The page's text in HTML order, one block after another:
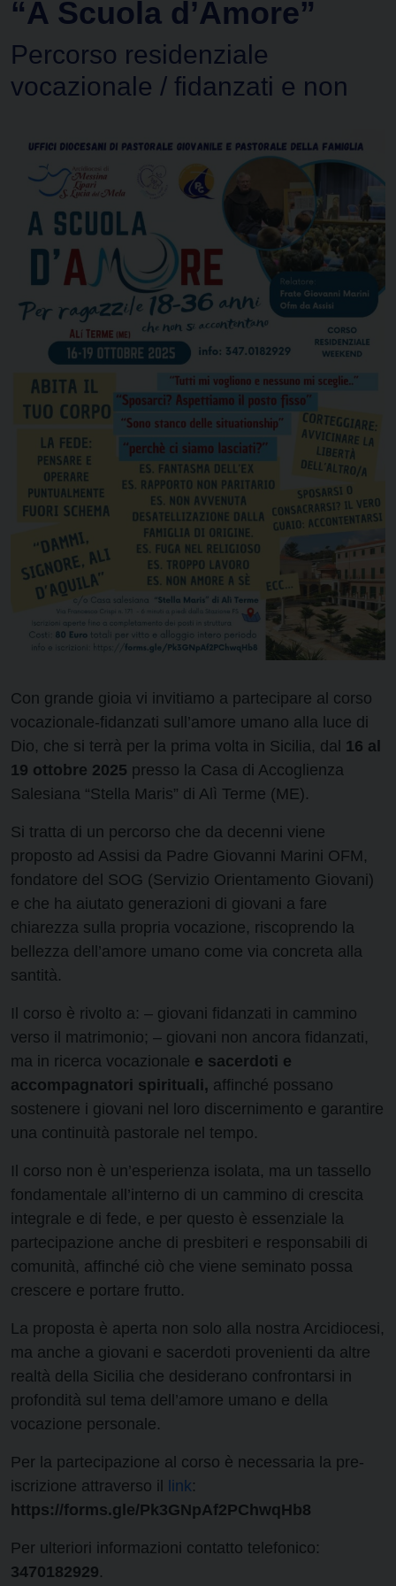
“A Scuola d’Amore”
Percorso residenziale
vocazionale / fidanzati e non
Con grande gioia vi invitiamo a partecipare al corso
vocazionale-fidanzati sull’amore umano alla luce di
Dio, che si terrà per la prima volta in Sicilia, dal 16 al
19 ottobre 2025 presso la Casa di Accoglienza
Salesiana “Stella Maris” di Alì Terme (ME).
Si tratta di un percorso che da decenni viene
proposto ad Assisi da Padre Giovanni Marini OFM,
fondatore del SOG (Servizio Orientamento Giovani)
e che ha aiutato generazioni di giovani a fare
chiarezza sulla propria vocazione, riscoprendo la
bellezza dell’amore umano come via concreta alla
santità.
Il corso è rivolto a: – giovani fidanzati in cammino
verso il matrimonio; – giovani non ancora fidanzati,
ma in ricerca vocazionale e sacerdoti e
accompagnatori spirituali, affinché possano
sostenere i giovani nel loro discernimento e garantire
una continuità pastorale nel tempo.
Il corso non è un’esperienza isolata, ma un tassello
fondamentale all’interno di un cammino di crescita
integrale e di fede, e per questo è essenziale la
partecipazione anche di presbiteri e responsabili di
comunità, affinché ciò che viene seminato possa
crescere e portare frutto.
La proposta è aperta non solo alla nostra Arcidiocesi,
ma anche a giovani e sacerdoti provenienti da altre
realtà della Sicilia che desiderano confrontarsi in
profondità sul tema dell’amore umano e della
vocazione personale.
Per la partecipazione al corso è necessaria la pre-
iscrizione attraverso il link:
https://forms.gle/Pk3GNpAf2PChwqHb8
Per ulteriori informazioni contatto telefonico:
3470182929.